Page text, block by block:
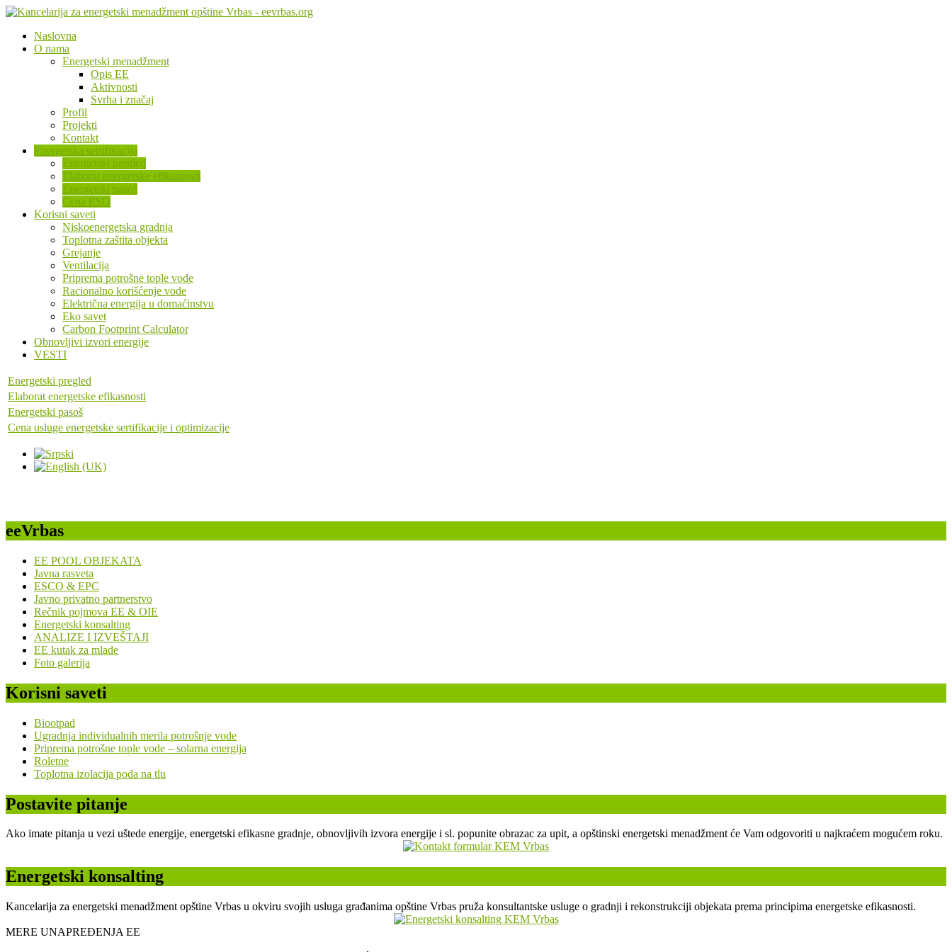
Naslovna
O nama
Energetski menadžment
Opis EE
Aktivnosti
Svrha i značaj
Profil
Projekti
Kontakt
Energetska sertifikacija
Energetski pregled
Elaborat energetske efikasnosti
Energetski pasoš
Cena ESO
Korisni saveti
Niskoenergetska gradnja
Toplotna zaštita objekta
Grejanje
Ventilacija
Priprema potrošne tople vode
Racionalno korišćenje vode
Električna energija u domaćinstvu
Eko savet
Carbon Footprint Calculator
Obnovljivi izvori energije
VESTI
Energetski pregled
Elaborat energetske efikasnosti
Energetski pasoš
Cena usluge energetske sertifikacije i optimizacije
eeVrbas
EE POOL OBJEKATA
Javna rasveta
ESCO & EPC
Javno privatno partnerstvo
Rečnik pojmova EE & OIE
Energetski konsalting
ANALIZE I IZVEŠTAJI
EE kutak za mlade
Foto galerija
Korisni saveti
Biootpad
Ugradnja individualnih merila potrošnje vode
Priprema potrošne tople vode – solarna energija
Roletne
Toplotna izolacija poda na tlu
Postavite pitanje
Ako imate pitanja u vezi uštede energije, energetski efikasne gradnje, obnovljivih izvora energije i sl. popunite obrazac za upit, a opštinski energetski menadžment će Vam odgovoriti u najkraćem mogućem roku.
Energetski konsalting
Kancelarija za energetski menadžment opštine Vrbas u okviru svojih usluga građanima opštine Vrbas pruža konsultantske usluge o gradnji i rekonstrukciji objekata prema principima energetske efikasnosti.
MERE UNAPREĐENJA EE